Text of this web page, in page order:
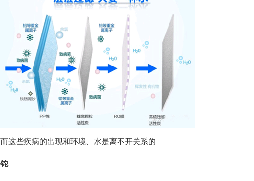
1 2
而这些疾病的出现和环境、水是离不开关系的
铊